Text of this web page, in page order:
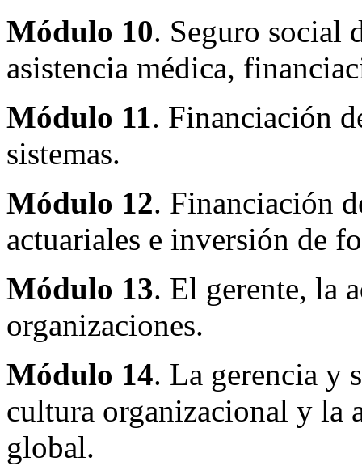
Módulo 10. Seguro social
asistencia médica,
Módulo 11. Financiación
sistemas.
Módulo 12. Financiación
actuariales e inversión de
Módulo 13. El gerente, la
organizaciones.
Módulo 14. La gerencia y
cultura organizacional y la
global.